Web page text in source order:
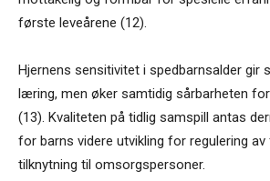
første leveårene (12).
Hjernens sensitivitet i spedbarnsalder gir
læring, men øker samtidig sårbarheten
(13). Kvaliteten på tidlig samspill antas
for barns videre utvikling for regulering
tilknytning til omsorgspersoner.